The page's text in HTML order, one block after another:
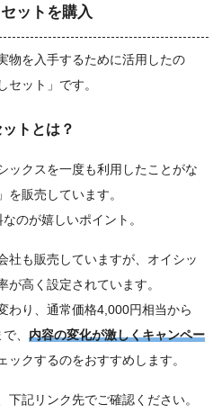
ットを購入
物を入手するために活用したの
セット」です。
トとは？
ックスを一度も利用したことがな
を販売しています。
のが嬉しいポイント。
社も販売していますが、オイシッ
高く設定されています。
わり、通常価格4,000円相当から
、 内容の変化が激しくキャンペー
ックするのをおすすめします。
記リンク先でご確認ください。